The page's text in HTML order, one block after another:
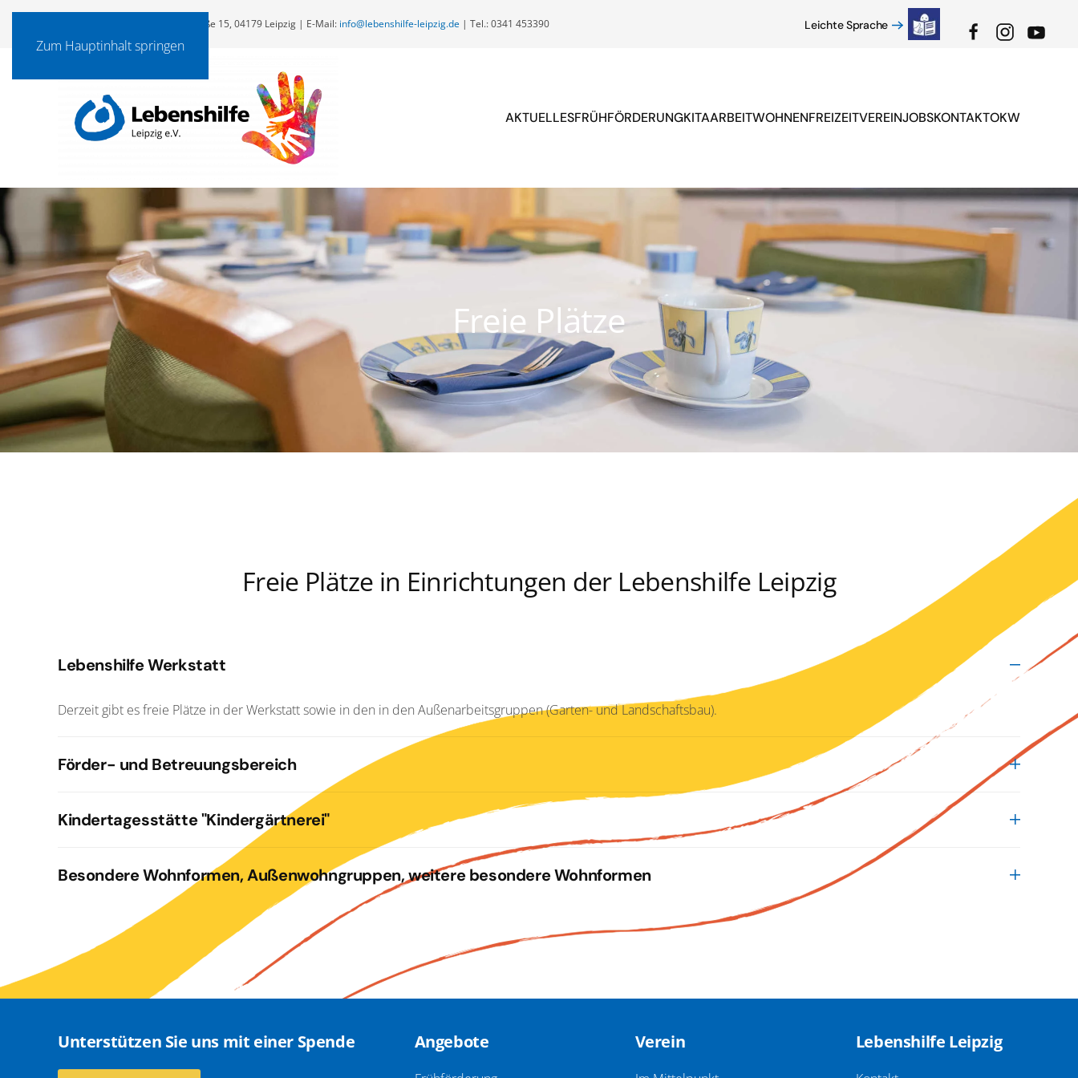
Zum Hauptinhalt springen
Lebenshilfe Leipzig e.V., Ernst-Keil-Straße 15, 04179 Leipzig | E-Mail: info@lebenshilfe-leipzig.de | Tel.: 0341 453390 Leichte Sprache
AKTUELLESFRÜHFÖRDERUNGKITAARBEITWOHNENFREIZEITVEREINJOBSKONTAKTOKW
Freie Plätze
Freie Plätze in Einrichtungen der Lebenshilfe Leipzig
Lebenshilfe Werkstatt
Derzeit gibt es freie Plätze in der Werkstatt sowie in den in den Außenarbeitsgruppen (Garten- und Landschaftsbau).
Förder- und Betreuungsbereich
Kindertagesstätte "Kindergärtnerei"
Besondere Wohnformen, Außenwohngruppen, weitere besondere Wohnformen
Unterstützen Sie uns mit einer Spende Angebote Verein Lebenshilfe Leipzig